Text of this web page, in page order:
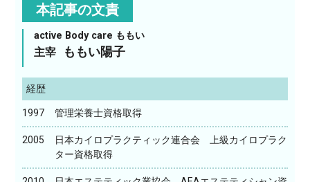
本記事の文責
active Body care ももい
主宰 ももい陽子
経歴
1997 管理栄養士資格取得
2005
日本カイロプラクティック連合会 上級カイロプラク
ター資格取得